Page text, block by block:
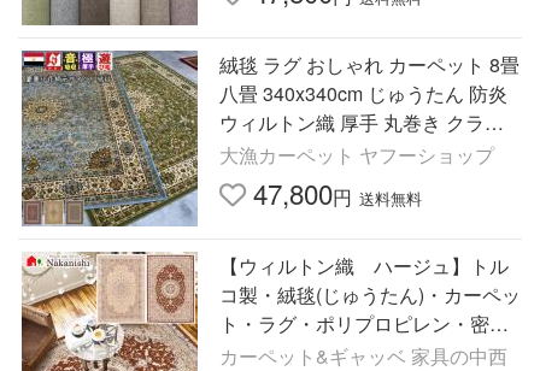
絨毯 ラグ おしゃれ カーペット 8畳
八畳 340x340cm じゅうたん 防炎
ウィルトン織 厚手 丸巻き クラシ
ック 柄 当社在庫 (カララ340ｘ34
0) 約8畳 正方形 サイズ
大漁カーペット ヤフーショップ
47,800円 送料無料
【ウィルトン織 ハージュ】トル
コ製・絨毯(じゅうたん)・カーペッ
ト・ラグ・ポリプロピレン・密度
約72万ノット・防炎
カーペット&ギャッベ 家具の中西